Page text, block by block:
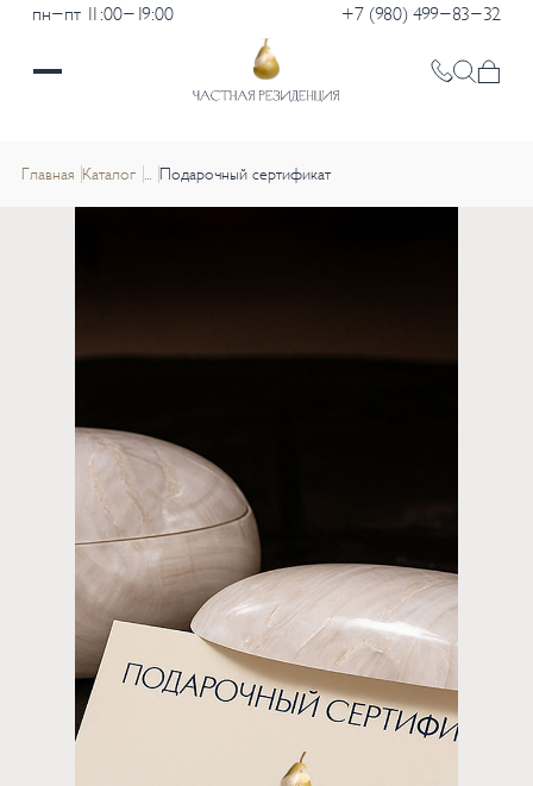
пн-пт 11:00-19:00 +7 (980) 499-83-32
Главная Каталог ... Подарочный сертификат